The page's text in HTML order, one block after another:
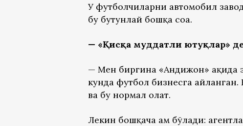
У футболчиларни автомобил
бу бутунлай бошқа соҳа.
— «Қисқа муддатли ютуқлар»
— Мен биргина «Андижон» ҳақида
кунда футбол бизнесга
ва бу нормал ҳолат.
Лекин бошқача ҳам бўлади: